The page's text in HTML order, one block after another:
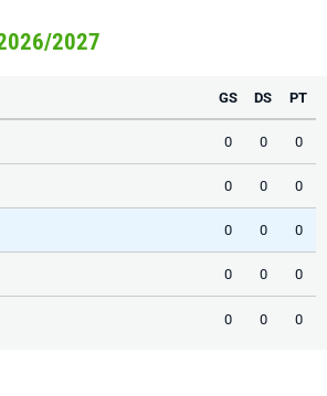
2027
GS DS PT
0 0 0
0 0 0
0 0 0
0 0 0
0 0 0